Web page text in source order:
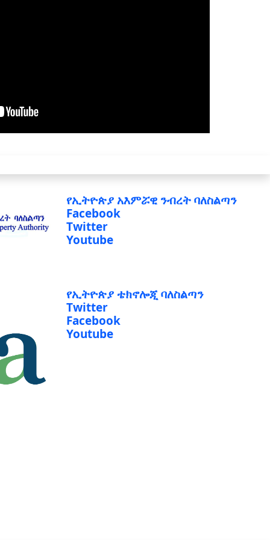
የኢትዮጵያ አእምሯዊ ንብረት ባለስልጣን
Facebook
Twitter
Youtube
የኢትዮጵያ ቴክኖሎጂ ባለስልጣን
Twitter
Facebook
Youtube